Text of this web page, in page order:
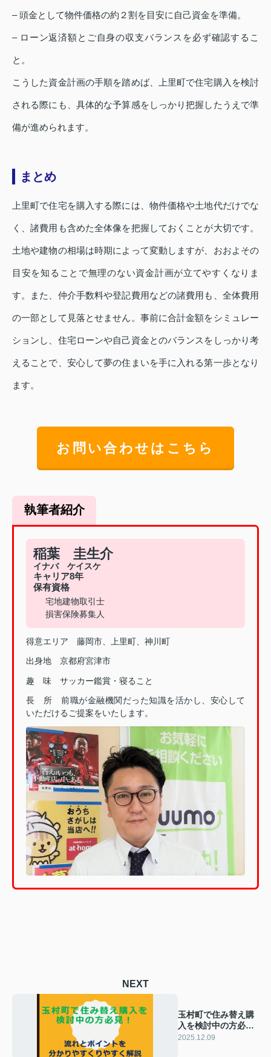
– 頭金として物件価格の約２割を目安に自己資金を準備。
– ローン返済額とご自身の収支バランスを必ず確認するこ
と。
こうした資金計画の手順を踏めば、上里町で住宅購入を検討
される際にも、具体的な予算感をしっかり把握したうえで準
備が進められます。
まとめ
上里町で住宅を購入する際には、物件価格や土地代だけでな
く、諸費用も含めた全体像を把握しておくことが大切です。
土地や建物の相場は時期によって変動しますが、おおよその
目安を知ることで無理のない資金計画が立てやすくなりま
す。また、仲介手数料や登記費用などの諸費用も、全体費用
の一部として見落とせません。事前に合計金額をシミュレー
ションし、住宅ローンや自己資金とのバランスをしっかり考
えることで、安心して夢の住まいを手に入れる第一歩となり
ます。
お問い合わせはこちら
執筆者紹介
稲葉 圭生介
イナバ ケイスケ
キャリア8年
保有資格
宅地建物取引士
損害保険募集人
得意エリア 藤岡市、上里町、神川町
出身地 京都府宮津市
趣 味 サッカー鑑賞・寝ること
長 所 前職が金融機関だった知識を活かし、安心して
いただけるご提案をいたします。
NEXT
玉村町で住み替え購
入を検討中の方必
見！流れとポイント
2025.12.09